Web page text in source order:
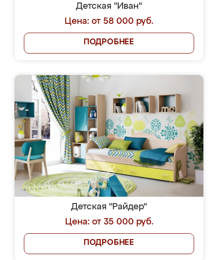
Детская "Иван"
Цена: от 58 000 руб.
ПОДРОБНЕЕ
Детская "Райдер"
Цена: от 35 000 руб.
ПОДРОБНЕЕ